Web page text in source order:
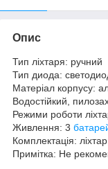
Опис
Тип ліхтаря: ручний
Тип диода:
Матеріал корпусу:
Водостійкий,
Режими роботи
Живлення: 3
Комплектація:
Примітка: Не